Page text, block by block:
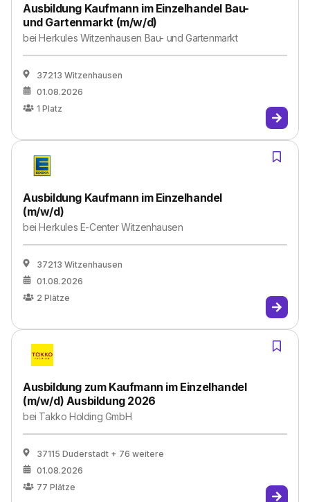
Ausbildung Kaufmann im Einzelhandel Bau-
und Gartenmarkt (m/w/d)
beiHerkules Witzenhausen Bau- und Gartenmarkt
37213 Witzenhausen
01.08.2026
1 Platz
Ausbildung Kaufmann im Einzelhandel
(m/w/d)
beiHerkules E-Center Witzenhausen
37213 Witzenhausen
01.08.2026
2 Plätze
Ausbildung zum Kaufmann im Einzelhandel
(m/w/d) Ausbildung 2026
bei Takko Holding GmbH
37115 Duderstadt + 76 weitere
01.08.2026
77 Plätze